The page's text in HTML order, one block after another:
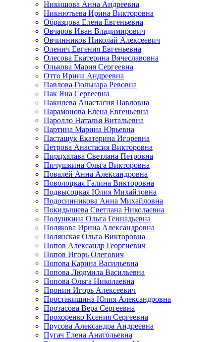
Никишова Анна Андреевна
Никнютьева Ирина Викторовна
Образцова Елена Евгеньевна
Овчаров Иван Владимирович
Овчинников Николай Алексеевич
Оленич Евгения Евгеньевна
Олесова Екатерина Вячеславовна
Олькова Мария Сергеевна
Отто Ирина Андреевна
Павлова Гюльнара Ревовна
Пак Яна Сергеевна
Пакилева Анастасия Павловна
Парамонова Елена Евгеньевна
Паролло Наталья Витальевна
Партина Марина Юрьевна
Пастащук Екатерина Игоревна
Петрова Анастасия Викторовна
Пирцхалава Светлана Петровна
Пичушкина Ольга Викторовна
Повалей Анна Александровна
Поволоцкая Галина Викторовна
Подвысоцкая Юлия Михайловна
Подосинникова Анна Михайловна
Покидышева Светлана Николаевна
Полушкина Ольга Геннадьевна
Полякова Ирина Александровна
Полянская Ольга Викторовна
Попов Александр Георгиевич
Попов Игорь Олегович
Попова Карина Васильевна
Попова Людмила Васильевна
Попова Ольга Николаевна
Пронин Игорь Алексеевич
Простакишина Юлия Александровна
Протасова Вера Сергеевна
Прохоренко Ксения Сергеевна
Прусова Александра Андреевна
Пугач Елена Анатольевна